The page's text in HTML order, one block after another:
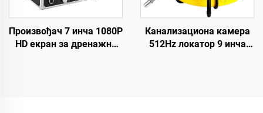
Произвођач 7 инча 1080P
HD екран за дренажни
Канализациона камера
512Hz локатор 9 инча